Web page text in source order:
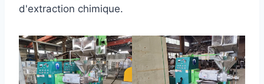
d'extraction chimique.